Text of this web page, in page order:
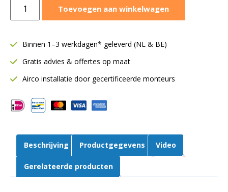
wandmodel
2,0
|
WiFi
Binnendeel
|
WF
aantal
Toevoegen aan winkelwagen
Binnen 1–3 werkdagen* geleverd (NL & BE)
Gratis advies & offertes op maat
Airco installatie door gecertificeerde monteurs
Beschrijving Productgegevens Video
Gerelateerde producten